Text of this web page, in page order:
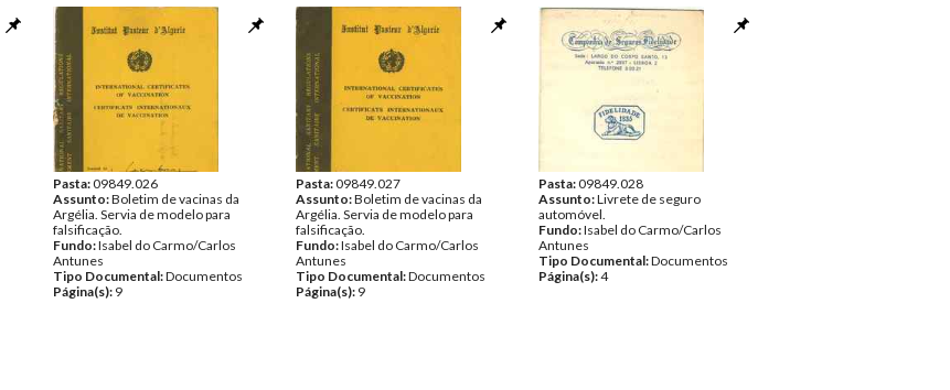
Pasta:09849.026
Assunto:Boletim de vacinas da
Argélia. Servia de modelo para
falsificação.
Fundo:Isabel do Carmo/Carlos
Antunes
Tipo Documental:Documentos
Página(s): 9
Pasta:09849.027
Assunto:Boletim de vacinas da
Argélia. Servia de modelo para
falsificação.
Fundo:Isabel do Carmo/Carlos
Antunes
Tipo Documental:Documentos
Página(s): 9
Pasta:09849.028
Assunto:Livrete de seguro
automóvel.
Fundo:Isabel do Carmo/Carlos
Antunes
Tipo Documental:Documentos
Página(s):4